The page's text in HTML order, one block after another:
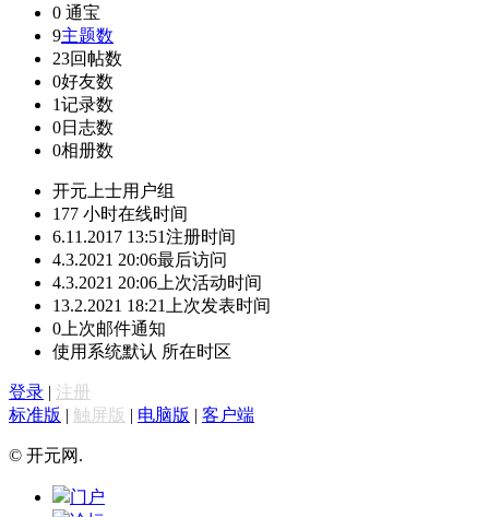
0 通宝
9主题数
23回帖数
0好友数
1记录数
0日志数
0相册数
开元上士用户组
177 小时在线时间
6.11.2017 13:51注册时间
4.3.2021 20:06最后访问
4.3.2021 20:06 上次活动时间
13.2.2021 18:21
上次发表时间
0 上次邮件通知
使用系统默认 所在时区
登录 | 注册
标准版 | 触屏版 | 电脑版 | 客户端
© 开元网.
门户